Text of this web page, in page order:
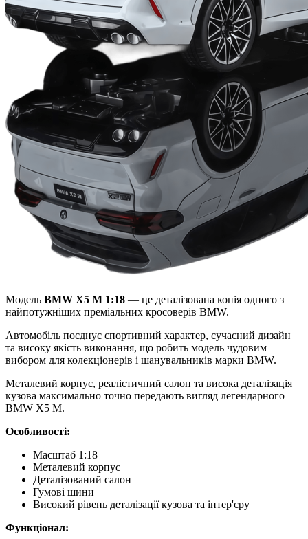
Модель BMW X5 M 1:18 — це деталізована копія одного з
найпотужніших преміальних кросоверів BMW.
Автомобіль поєднує спортивний характер, сучасний дизайн
та високу якість виконання, що робить модель чудовим
вибором для колекціонерів і шанувальників марки BMW.
Металевий корпус, реалістичний салон та висока деталізація
кузова максимально точно передають вигляд легендарного
BMW X5 M.
Особливості:
Масштаб 1:18
Металевий корпус
Деталізований салон
Гумові шини
Високий рівень деталізації кузова та інтер'єру
Функціонал: